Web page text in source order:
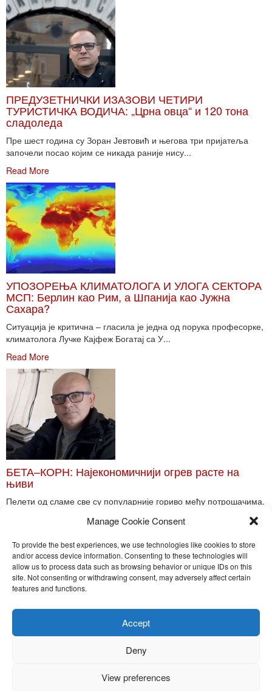
Manage Cookie Consent
To provide the best experiences, we use technologies like cookies to store
and/or access device information. Consenting to these technologies will
allow us to process data such as browsing behavior or unique IDs on this
site. Not consenting or withdrawing consent, may adversely affect certain
features and functions.
Accept
Deny
View preferences
ПРЕДУЗЕТНИЧКИ ИЗАЗОВИ ЧЕТИРИ
ТУРИСТИЧКА ВОДИЧА: „Црна овца“ и 120 тона
сладоледа
Пре шест година су Зоран Јевтовић и његова три пријатеља
започели посао којим се никада раније нису...
Read More
УПОЗОРЕЊА КЛИМАТОЛОГА И УЛОГА СЕКТОРА
МСП: Берлин као Рим, а Шпанија као Јужна
Сахара?
Ситуација је критична – гласила је једна од порука професорке,
климатолога Лучке Кајфеж Богатај са У...
Read More
БЕТА–КОРН: Најекономичнији огрев расте на
њиви
Пелети од сламе све су популарније гориво међу потрошачима.
Toggle
Nira Press d.o.o.
Sadržaj ovog sajta je zakonom zaštićena intelektualna svojina
kopiranje, objavljivanje celine ili delova bilo kog proizvoda NiraPress